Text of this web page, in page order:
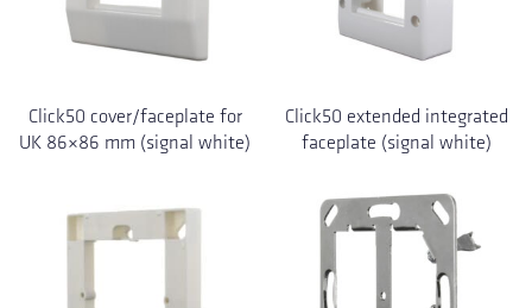
Click50 cover/faceplate for
UK 86×86 mm (signal white)
Click50 extended integrated
faceplate (signal white)